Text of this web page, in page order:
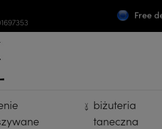
Free
biżuteria
taneczna